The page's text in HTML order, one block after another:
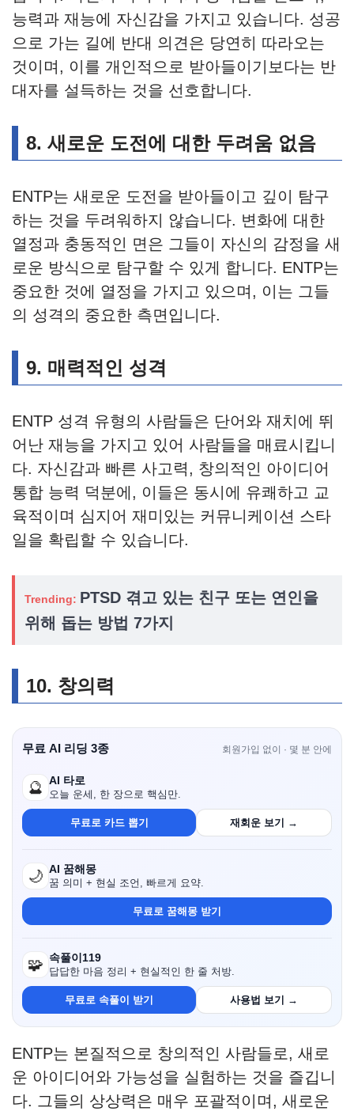
능력과 재능에 자신감을 가지고 있습니다. 성공
으로 가는 길에 반대 의견은 당연히 따라오는
것이며, 이를 개인적으로 받아들이기보다는 반
대자를 설득하는 것을 선호합니다.
8. 새로운 도전에 대한 두려움 없음
ENTP는 새로운 도전을 받아들이고 깊이 탐구
하는 것을 두려워하지 않습니다. 변화에 대한
열정과 충동적인 면은 그들이 자신의 감정을 새
로운 방식으로 탐구할 수 있게 합니다. ENTP는
중요한 것에 열정을 가지고 있으며, 이는 그들
의 성격의 중요한 측면입니다.
9. 매력적인 성격
ENTP 성격 유형의 사람들은 단어와 재치에 뛰
어난 재능을 가지고 있어 사람들을 매료시킵니
다. 자신감과 빠른 사고력, 창의적인 아이디어
통합 능력 덕분에, 이들은 동시에 유쾌하고 교
육적이며 심지어 재미있는 커뮤니케이션 스타
일을 확립할 수 있습니다.
Trending: PTSD 겪고 있는 친구 또는 연인을
위해 돕는 방법 7가지
10. 창의력
무료 AI 리딩 3종 회원가입 없이 · 몇 분 안에
🔮 AI 타로
오늘 운세, 한 장으로 핵심만.
무료로 카드 뽑기 재회운 보기 →
🌙 AI 꿈해몽
꿈 의미 + 현실 조언, 빠르게 요약.
무료로 꿈해몽 받기
🧩 속풀이119
답답한 마음 정리 + 현실적인 한 줄 처방.
무료로 속풀이 받기 사용법 보기 →
ENTP는 본질적으로 창의적인 사람들로, 새로
운 아이디어와 가능성을 실험하는 것을 즐깁니
다. 그들의 상상력은 매우 포괄적이며, 새로운